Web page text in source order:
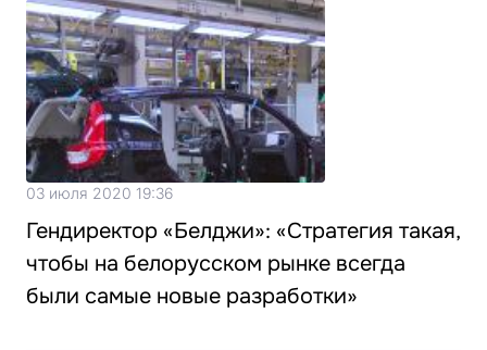
03 июля 2020 19:36
Гендиректор «Белджи»: «Стратегия такая,
чтобы на белорусском рынке всегда
были самые новые разработки»